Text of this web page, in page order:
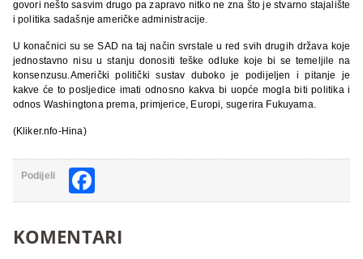
govori nešto sasvim drugo pa zapravo nitko ne zna što je stvarno stajalište
i politika sadašnje američke administracije.
U konačnici su se SAD na taj način svrstale u red svih drugih država koje
jednostavno nisu u stanju donositi teške odluke koje bi se temeljile na
konsenzusu.Američki politički sustav duboko je podijeljen i pitanje je
kakve će to posljedice imati odnosno kakva bi uopće mogla biti politika i
odnos Washingtona prema, primjerice, Europi, sugerira Fukuyama.
(Kliker.nfo-Hina)
Podijeli
KOMENTARI